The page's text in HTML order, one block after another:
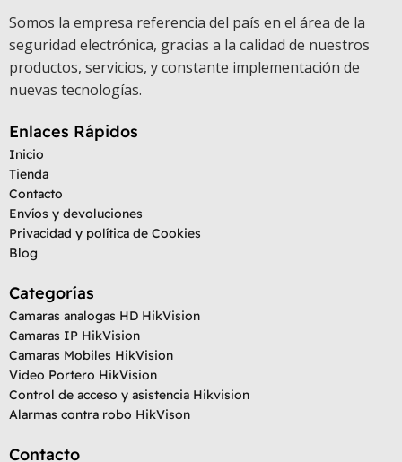
Somos la empresa referencia del país en el área de la
seguridad electrónica, gracias a la calidad de nuestros
productos, servicios, y constante implementación de
nuevas tecnologías.
Enlaces Rápidos
Inicio
Tienda
Contacto
Envíos y devoluciones
Privacidad y política de Cookies
Blog
Categorías
Camaras analogas HD HikVision
Camaras IP HikVision
Camaras Mobiles HikVision
Video Portero HikVision
Control de acceso y asistencia Hikvision
Alarmas contra robo HikVison
Contacto